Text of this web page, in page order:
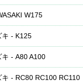
W175
キ - K125
キ - A80 A100
キ - RC80 RC100 RC110